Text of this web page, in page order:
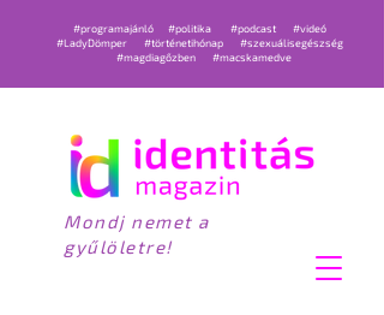
#programajánló #politika #podcast
#videó
#LadyDömper
#történetihónap
#szexuálisegészség
#magdiagőzben
#macskamedve
Mondj nemet a
gyűlöletre!